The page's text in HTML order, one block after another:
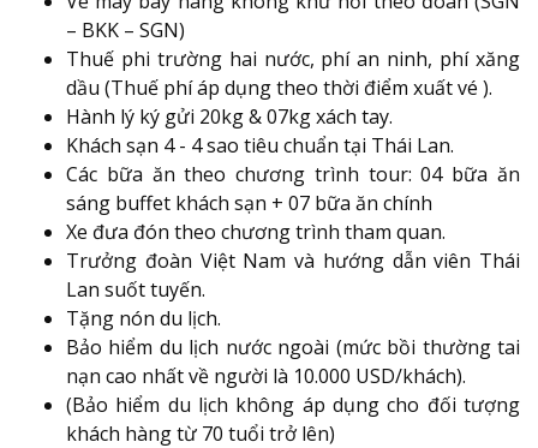
– BKK – SGN)
Thuế phi trường hai nước, phí an ninh, phí xăng
dầu (Thuế phí áp dụng theo thời điểm xuất vé ).
Hành lý ký gửi 20kg & 07kg xách tay.
Khách sạn 4 - 4 sao tiêu chuẩn tại Thái Lan.
Các bữa ăn theo chương trình tour: 04 bữa ăn
sáng buffet khách sạn + 07 bữa ăn chính
Xe đưa đón theo chương trình tham quan.
Trưởng đoàn Việt Nam và hướng dẫn viên Thái
Lan suốt tuyến.
Tặng nón du lịch.
Bảo hiểm du lịch nước ngoài (mức bồi thường tai
nạn cao nhất về người là 10.000 USD/khách).
(Bảo hiểm du lịch không áp dụng cho đối tượng
khách hàng từ 70 tuổi trở lên)